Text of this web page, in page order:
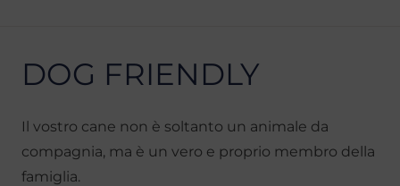
DOG FRIENDLY
Il vostro cane non è soltanto un animale da
compagnia, ma è un vero e proprio membro della
famiglia.